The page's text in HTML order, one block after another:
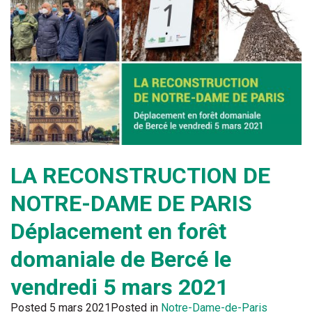
LA RECONSTRUCTION DE
NOTRE-DAME DE PARIS
Déplacement en forêt
domaniale de Bercé le
vendredi 5 mars 2021
Posted 5 mars 2021Posted in Notre-Dame-de-Paris